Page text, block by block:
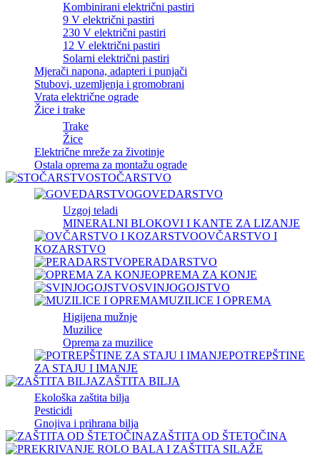
Kombinirani električni pastiri
9 V električni pastiri
230 V električni pastiri
12 V električni pastiri
Solarni električni pastiri
Mjerači napona, adapteri i punjači
Stubovi, uzemljenja i gromobrani
Vrata električne ograde
Žice i trake
Trake
Žice
Električne mreže za životinje
Ostala oprema za montažu ograde
STOČARSTVO
GOVEDARSTVO
Uzgoj teladi
MINERALNI BLOKOVI I KANTE ZA LIZANJE
OVČARSTVO I
KOZARSTVO
PERADARSTVO
OPREMA ZA KONJE
SVINJOGOJSTVO
MUZILICE I OPREMA
Higijena mužnje
Muzilice
Oprema za muzilice
POTREPŠTINE
ZA STAJU I IMANJE
ZAŠTITA BILJA
Ekološka zaštita bilja
Pesticidi
Gnojiva i prihrana bilja
ZAŠTITA OD ŠTETOČINA